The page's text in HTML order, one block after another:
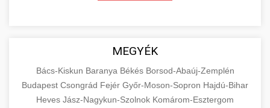
MEGYÉK
Bács-Kiskun Baranya Békés Borsod-Abaúj-Zemplén
Budapest Csongrád Fejér Győr-Moson-Sopron Hajdú-Bihar
Heves Jász-Nagykun-Szolnok Komárom-Esztergom